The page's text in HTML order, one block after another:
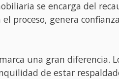
se encarga del
proceso, genera
una gran diferencia.
de estar